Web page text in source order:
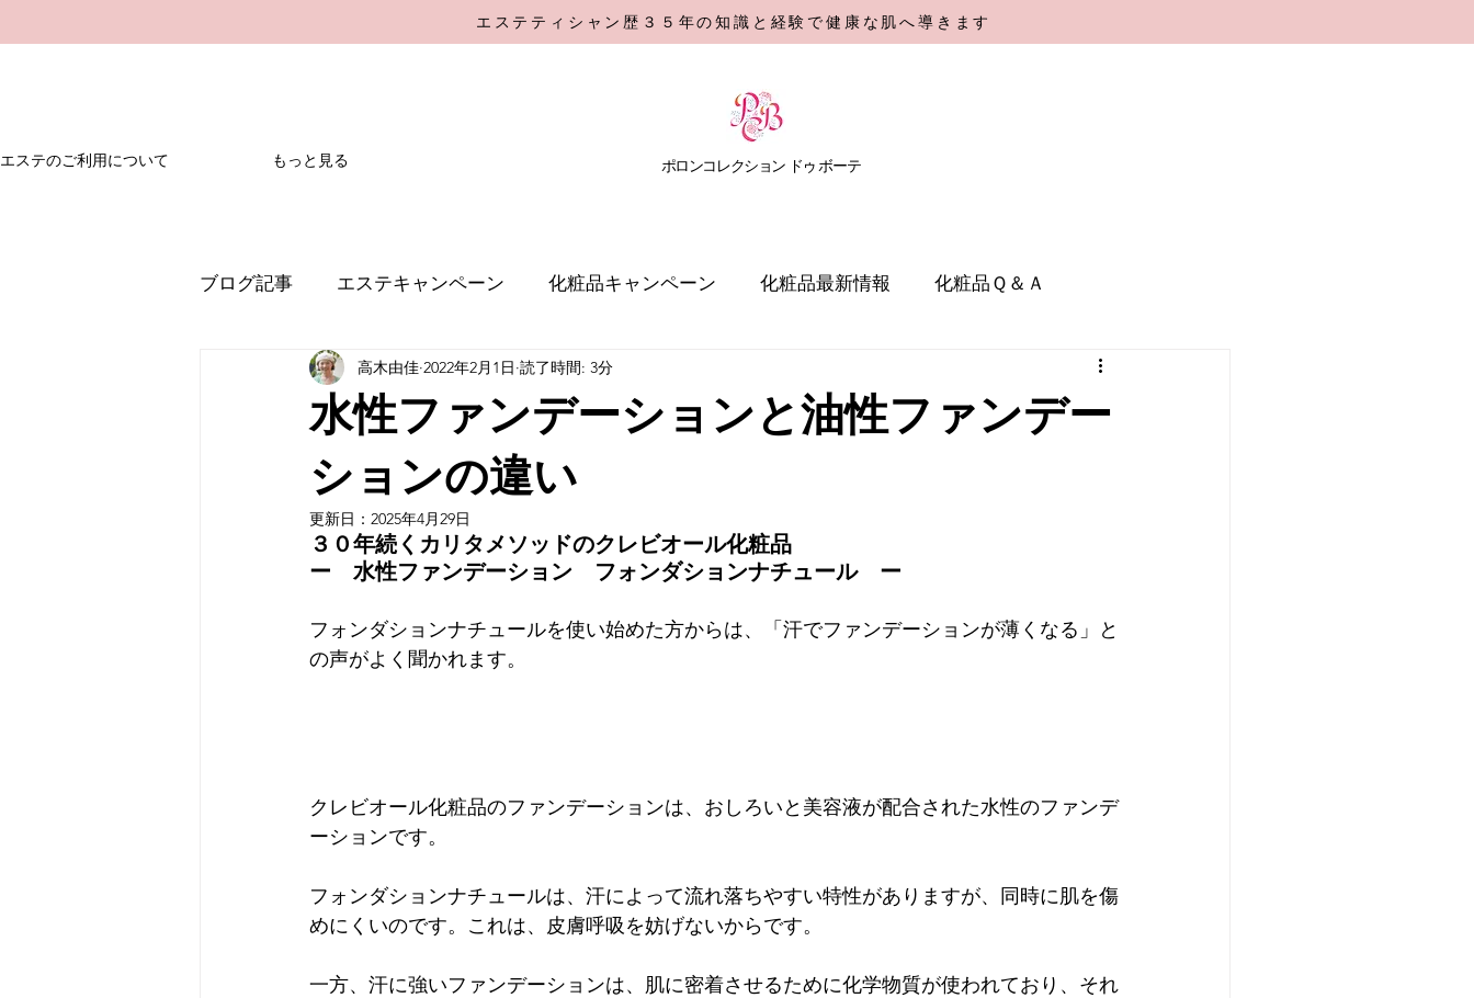
エステティシャン歴３５年の知識と経験で健康な肌へ導きます
エステのご利用について もっと見る ​ポロンコレクション ドゥ ボーテ
ブログ記事 エステキャンペーン 化粧品キャンペーン 化粧品最新情報 化粧品Ｑ＆Ａ
水性ファンデーションと油性ファンデー
ションの違い
高木由佳 2022年2月1日 読了時間: 3分
更新日： 2025年4月29日
３０年続くカリタメソッドのクレビオール化粧品
ー　水性ファンデーション　フォンダションナチュール　ー
フォンダションナチュールを使い始めた方からは、「汗でファンデーションが薄くなる」と
の声がよく聞かれます。
クレビオール化粧品のファンデーションは、おしろいと美容液が配合された水性のファンデ
ーションです。
フォンダションナチュールは、汗によって流れ落ちやすい特性がありますが、同時に肌を傷
めにくいのです。これは、皮膚呼吸を妨げないからです。
一方、汗に強いファンデーションは、肌に密着させるために化学物質が使われており、それ